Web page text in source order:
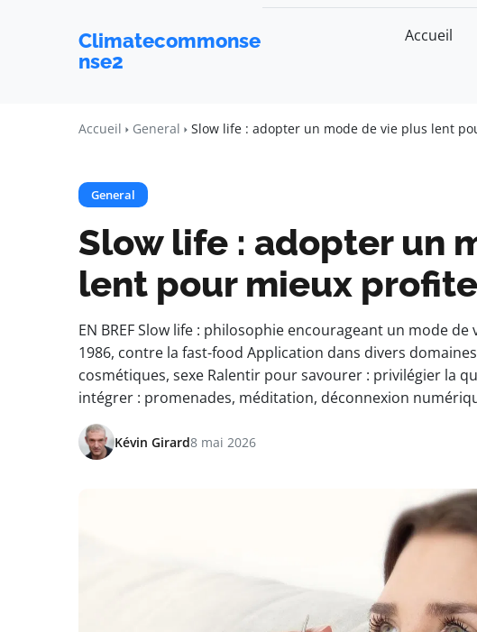
Climatecommonse
nse2
Accueil
Accueil General Slow life : adopter un mode de vie plus lent
General
Slow life : adopter un
lent pour mieux
EN BREF Slow life : philosophie encourageant un mode
1986, contre la fast-food Application dans divers
cosmétiques, sexe Ralentir pour savourer : privilégier la
intégrer : promenades, méditation, déconnexion
Kévin Girard8 mai 2026